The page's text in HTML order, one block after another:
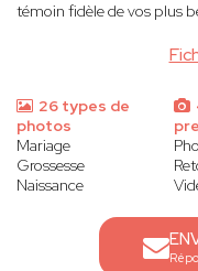
témoin fidèle de vos plus
26 types de
photos
Mariage
Grossesse
Naissance